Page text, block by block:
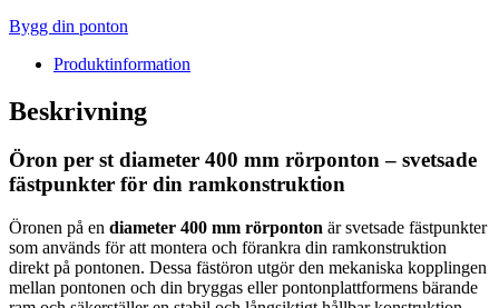
Bygg din ponton
Produktinformation
Beskrivning
Öron per st diameter 400 mm rörponton – svetsade
fästpunkter för din ramkonstruktion
Öronen på en diameter 400 mm rörponton är svetsade fästpunkter
som används för att montera och förankra din ramkonstruktion
direkt på pontonen. Dessa fästöron utgör den mekaniska kopplingen
mellan pontonen och din bryggas eller pontonplattformens bärande